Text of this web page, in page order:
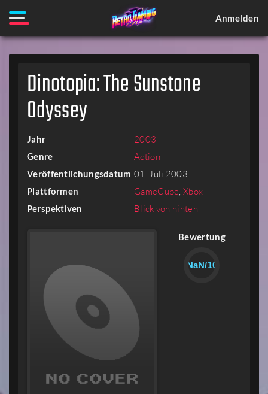
Anmelden
Dinotopia: The Sunstone
Odyssey
Jahr 2003
Genre Action
Veröffentlichungsdatum 01. Juli 2003
Plattformen GameCube,Xbox
Perspektiven Blick von hinten
Bewertung
NaN/10